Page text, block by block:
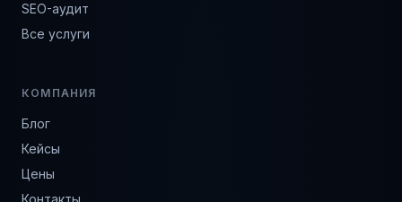
SEO-аудит
Все услуги
КОМПАНИЯ
Блог
Кейсы
Цены
Контакты